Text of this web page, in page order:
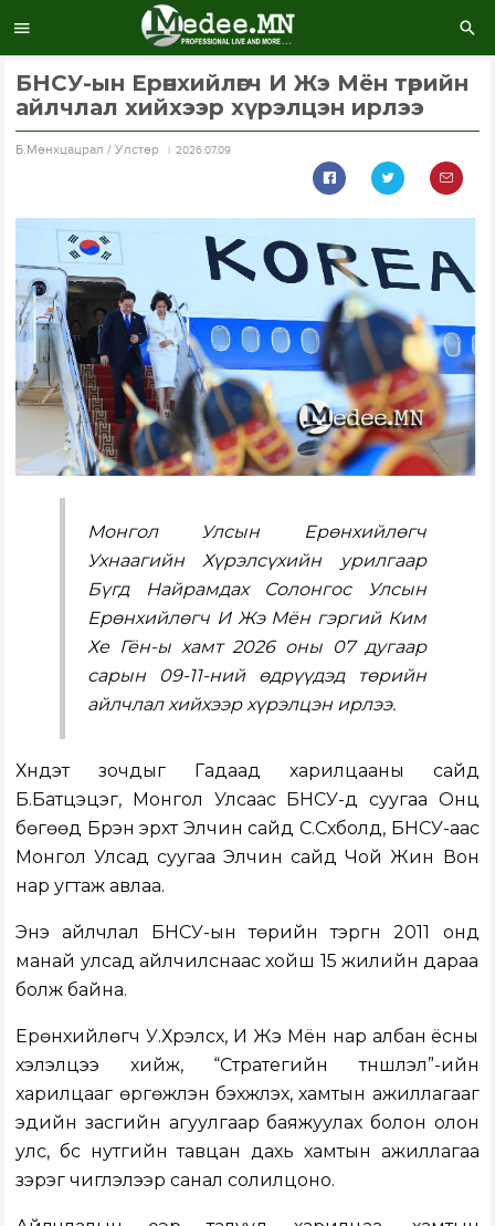
БНСУ-ын Ерөнхийлөгч И Жэ Мён төрийн
айлчлал хийхээр хүрэлцэн ирлээ
Б.Мөнхцацрал / Улстөр 2026.07.09
Монгол Улсын Ерөнхийлөгч
Ухнаагийн Хүрэлсүхийн урилгаар
Бүгд Найрамдах Солонгос Улсын
Ерөнхийлөгч И Жэ Мён гэргий Ким
Хе Гён-ы хамт 2026 оны 07 дугаар
сарын 09-11-ний өдрүүдэд төрийн
айлчлал хийхээр хүрэлцэн ирлээ.
Хүндэт зочдыг Гадаад харилцааны сайд
Б.Батцэцэг, Монгол Улсаас БНСУ-д суугаа Онц
бөгөөд Бүрэн эрхт Элчин сайд С.Сүхболд, БНСУ-аас
Монгол Улсад суугаа Элчин сайд Чой Жин Вон
нар угтаж авлаа.
Энэ айлчлал БНСУ-ын төрийн тэргүүн 2011 онд
манай улсад айлчилснаас хойш 15 жилийн дараа
болж байна.
Ерөнхийлөгч У.Хүрэлсүх, И Жэ Мён нар албан ёсны
хэлэлцээ хийж, “Стратегийн түншлэл”-ийн
харилцааг өргөжүүлэн бэхжүүлэх, хамтын ажиллагааг
эдийн засгийн агуулгаар баяжуулах болон олон
улс, бүс нутгийн тавцан дахь хамтын ажиллагаа
зэрэг чиглэлээр санал солилцоно.